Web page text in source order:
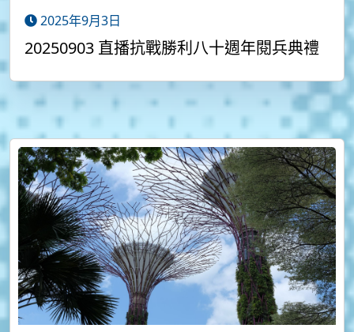
2025年9月3日
20250903 直播抗戰勝利八十週年閱兵典禮